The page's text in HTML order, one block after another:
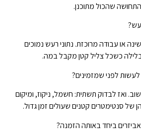
התחושה שהכול מתוכנן.
או עבודה מרוכזת. נתוני רעש נמוכים
כשכל צליל קטן מקבל במה.
לפני שמזמינים?
ואז לבדוק תשתית: חשמל, ניקוז, ומיקום
הן של סנטימטרים קטנים שעולים זמן גדול.
ביחד באותה הזמנה?